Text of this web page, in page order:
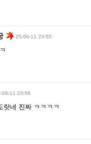
25-06-11 23:55
06-11 23:56
랏네 진짜 ㅋㅋㅋㅋ